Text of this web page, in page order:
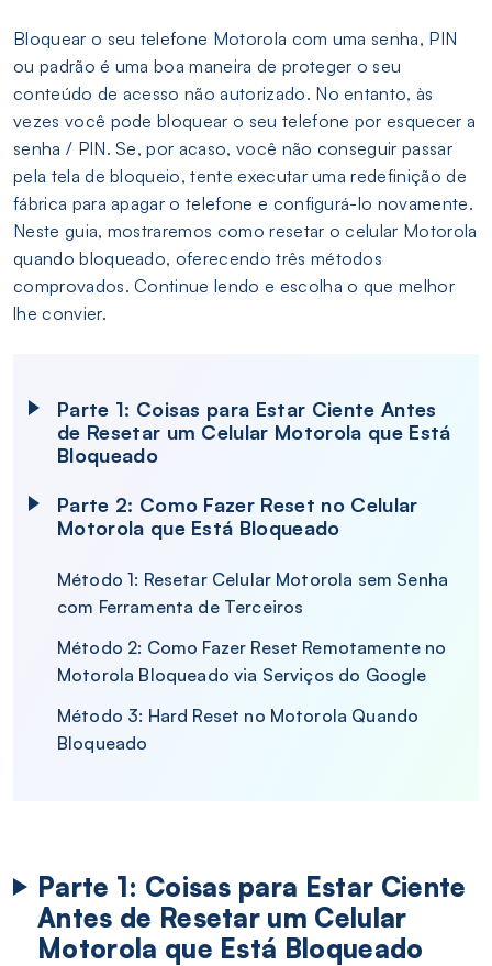
Bloquear o seu telefone Motorola com uma senha, PIN
ou padrão é uma boa maneira de proteger o seu
conteúdo de acesso não autorizado. No entanto, às
vezes você pode bloquear o seu telefone por esquecer a
senha / PIN. Se, por acaso, você não conseguir passar
pela tela de bloqueio, tente executar uma redefinição de
fábrica para apagar o telefone e configurá-lo novamente.
Neste guia, mostraremos como resetar o celular Motorola
quando bloqueado, oferecendo três métodos
comprovados. Continue lendo e escolha o que melhor
lhe convier.
Parte 1: Coisas para Estar Ciente Antes
de Resetar um Celular Motorola que Está
Bloqueado
Parte 2: Como Fazer Reset no Celular
Motorola que Está Bloqueado
Método 1: Resetar Celular Motorola sem Senha
com Ferramenta de Terceiros
Método 2: Como Fazer Reset Remotamente no
Motorola Bloqueado via Serviços do Google
Método 3: Hard Reset no Motorola Quando
Bloqueado
Parte 1: Coisas para Estar Ciente
Antes de Resetar um Celular
Motorola que Está Bloqueado